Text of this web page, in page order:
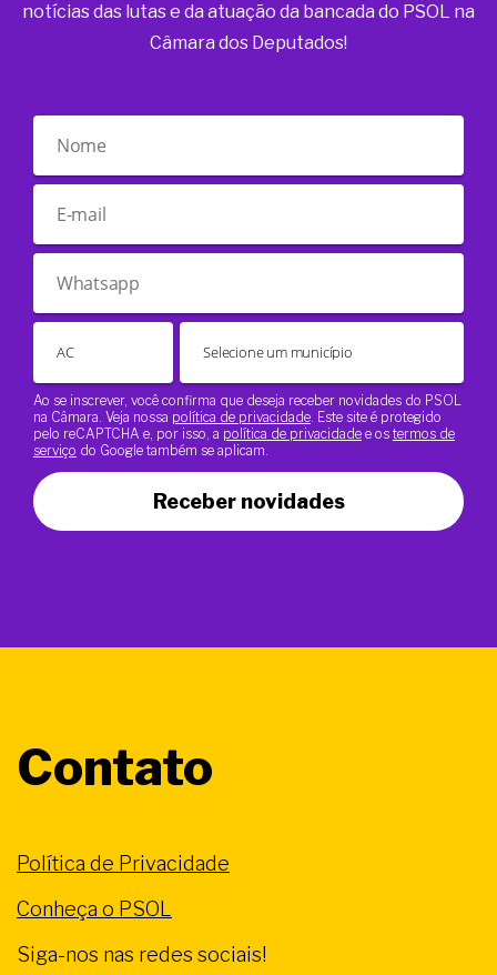
notícias das lutas e da atuação da bancada do PSOL na
Câmara dos Deputados!
Ao se inscrever, você confirma que deseja receber novidades do PSOL
na Câmara. Veja nossa política de privacidade . Este site é protegido
pelo reCAPTCHA e, por isso, a política de privacidade e os termos de
serviço do Google também se aplicam.
Receber novidades
Contato
Política de Privacidade
Conheça o PSOL
Siga-nos nas redes sociais!